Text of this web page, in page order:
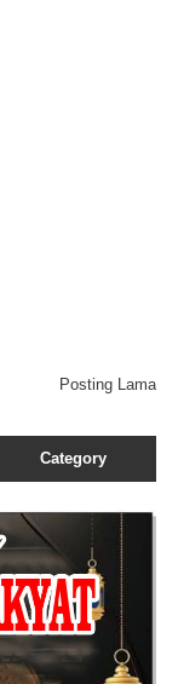
Posting Lama
Category